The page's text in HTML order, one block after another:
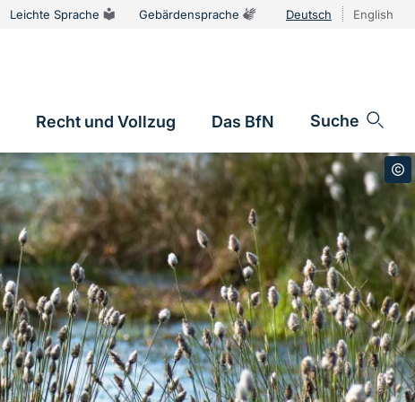
Leichte Sprache Gebärdensprache Deutsch English
Recht und Vollzug Das BfN Suche